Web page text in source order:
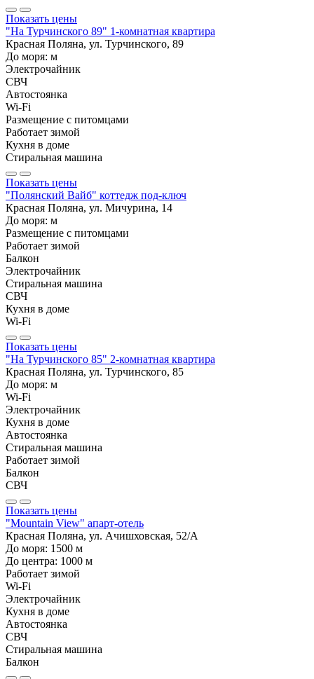
Показать цены
"На Турчинского 89" 1-комнатная квартира
Красная Поляна, ул. Турчинского, 89
До моря: м
Электрочайник
СВЧ
Автостоянка
Wi-Fi
Размещение с питомцами
Работает зимой
Кухня в доме
Стиральная машина
Показать цены
"Полянский Вайб" коттедж под-ключ
Красная Поляна, ул. Мичурина, 14
До моря: м
Размещение с питомцами
Работает зимой
Балкон
Электрочайник
Стиральная машина
СВЧ
Кухня в доме
Wi-Fi
Показать цены
"На Турчинского 85" 2-комнатная квартира
Красная Поляна, ул. Турчинского, 85
До моря: м
Wi-Fi
Электрочайник
Кухня в доме
Автостоянка
Стиральная машина
Работает зимой
Балкон
СВЧ
Показать цены
"Mountain View" апарт-отель
Красная Поляна, ул. Ачишховская, 52/А
До моря: 1500 м
До центра: 1000 м
Работает зимой
Wi-Fi
Электрочайник
Кухня в доме
Автостоянка
СВЧ
Стиральная машина
Балкон